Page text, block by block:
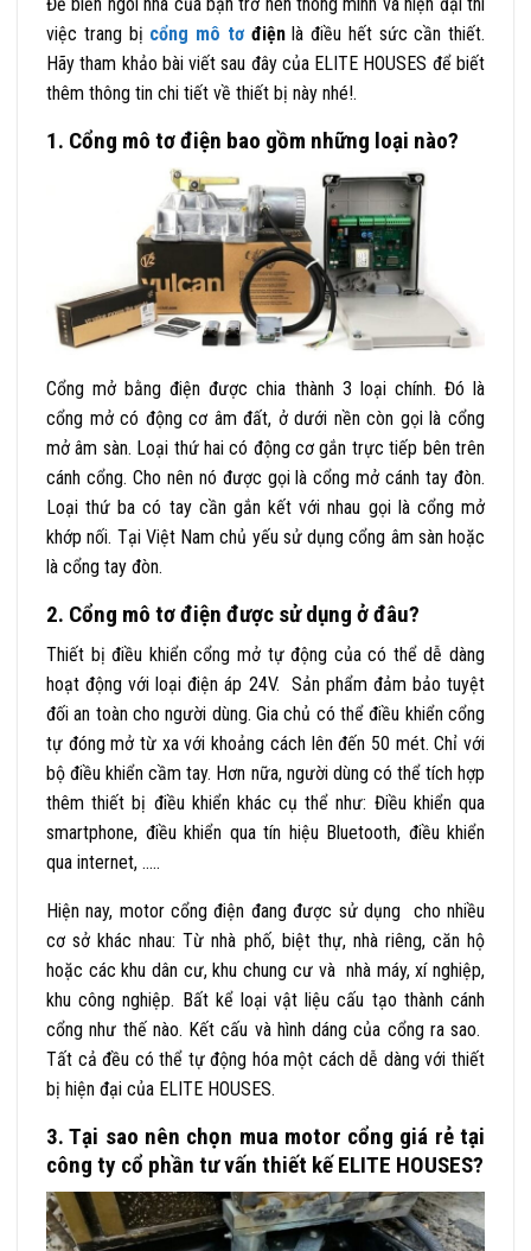
việc trang bị cổng mô tơđiệnlà điều hết sức cần thiết.
Hãy tham khảo bài viết sau đây của ELITE HOUSES để biết
thêm thông tin chi tiết về thiết bị này nhé!.
1. Cổng mô tơ điện bao gồm những loại nào?
Cổng mở bằng điện được chia thành 3 loại chính. Đó là
cổng mở có động cơ âm đất, ở dưới nền còn gọi là cổng
mở âm sàn. Loại thứ hai có động cơ gắn trực tiếp bên trên
cánh cổng. Cho nên nó được gọi là cổng mở cánh tay đòn.
Loại thứ ba có tay cần gắn kết với nhau gọi là cổng mở
khớp nối. Tại Việt Nam chủ yếu sử dụng cổng âm sàn hoặc
là cổng tay đòn.
2. Cổng mô tơ điện được sử dụng ở đâu?
Thiết bị điều khiển cổng mở tự động của có thể dễ dàng
hoạt động với loại điện áp 24V. Sản phẩm đảm bảo tuyệt
đối an toàn cho người dùng. Gia chủ có thể điều khiển cổng
tự đóng mở từ xa với khoảng cách lên đến 50 mét. Chỉ với
bộ điều khiển cầm tay. Hơn nữa, người dùng có thể tích hợp
thêm thiết bị điều khiển khác cụ thể như: Điều khiển qua
smartphone, điều khiển qua tín hiệu Bluetooth, điều khiển
qua internet, …..
Hiện nay, motor cổng điện đang được sử dụng cho nhiều
cơ sở khác nhau: Từ nhà phố, biệt thự, nhà riêng, căn hộ
hoặc các khu dân cư, khu chung cư và nhà máy, xí nghiệp,
khu công nghiệp. Bất kể loại vật liệu cấu tạo thành cánh
cổng như thế nào. Kết cấu và hình dáng của cổng ra sao.
Tất cả đều có thể tự động hóa một cách dễ dàng với thiết
bị hiện đại của ELITE HOUSES.
3. Tại sao nên chọn mua motor cổng giá rẻ tại
công ty cổ phần tư vấn thiết kế ELITE HOUSES?